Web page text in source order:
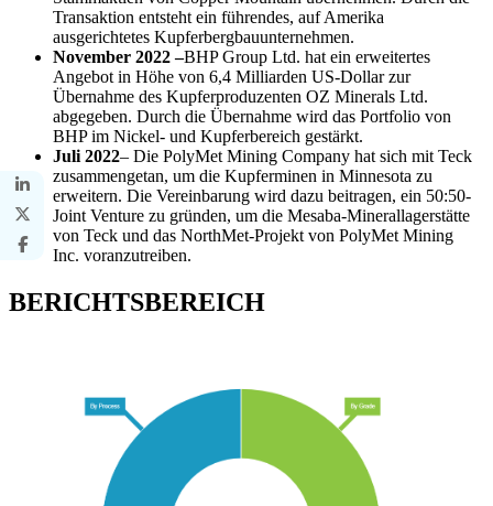
Transaktion entsteht ein führendes, auf Amerika
ausgerichtetes Kupferbergbauunternehmen.
November 2022 –BHP Group Ltd. hat ein erweitertes
Angebot in Höhe von 6,4 Milliarden US-Dollar zur
Übernahme des Kupferproduzenten OZ Minerals Ltd.
abgegeben. Durch die Übernahme wird das Portfolio von
BHP im Nickel- und Kupferbereich gestärkt.
Juli 2022– Die PolyMet Mining Company hat sich mit Teck
zusammengetan, um die Kupferminen in Minnesota zu
erweitern. Die Vereinbarung wird dazu beitragen, ein 50:50-
Joint Venture zu gründen, um die Mesaba-Minerallagerstätte
von Teck und das NorthMet-Projekt von PolyMet Mining
Inc. voranzutreiben.
BERICHTSBEREICH